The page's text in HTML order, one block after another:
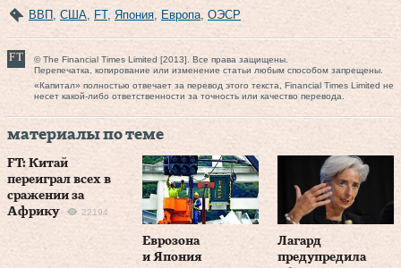
ВВП США FT, Япония Европа ОЭСР
© The Financial Times Limited [2013]. Все права защищены.
Перепечатка, копирование или изменение статьи любым способом запрещены.
«Капитал» полностью отвечает за перевод этого текста, Financial Times Limited не
несет какой-либо ответственности за точность или качество перевода.
материалы по теме
FT: Китай
переиграл всех в
сражении за
Африку
22194
Еврозона
и Япония
Лагард
предупредила